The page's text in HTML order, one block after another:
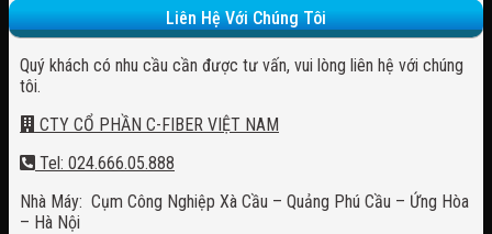
Liên Hệ Với Chúng Tôi
Quý khách có nhu cầu cần được tư vấn, vui lòng liên hệ với chúng
tôi.
CTY CỔ PHẦN C-FIBER VIỆT NAM
Tel: 024.666.05.888
Nhà Máy: Cụm Công Nghiệp Xà Cầu – Quảng Phú Cầu – Ứng Hòa
– Hà Nội